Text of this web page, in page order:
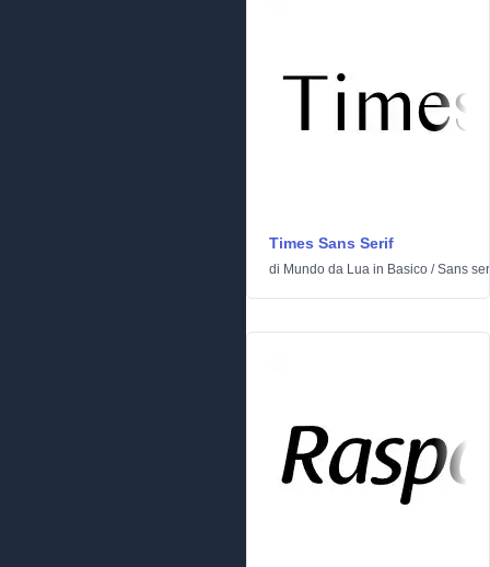
Times Sans Serif
di Mundo da Lua in Basico /Sans